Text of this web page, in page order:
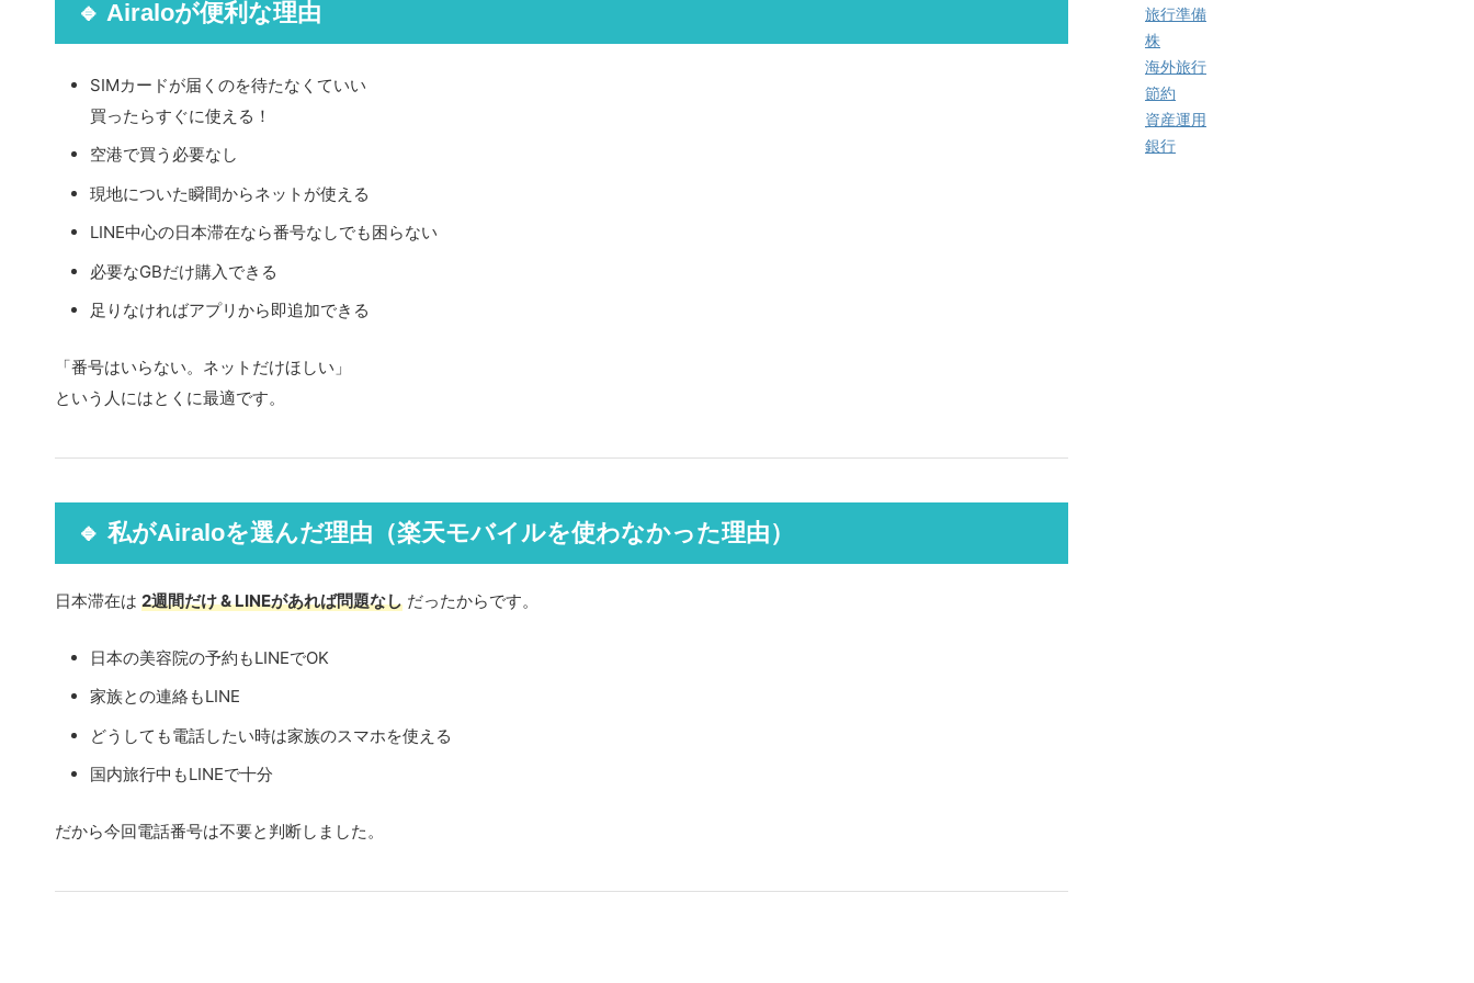
🔹 Airaloが便利な理由
SIMカードが届くのを待たなくていい
買ったらすぐに使える！
空港で買う必要なし
現地についた瞬間からネットが使える
LINE中心の日本滞在なら番号なしでも困らない
必要なGBだけ購入できる
足りなければアプリから即追加できる
「番号はいらない。ネットだけほしい」
という人にはとくに最適です。
🔹 私がAiraloを選んだ理由（楽天モバイルを使わなかった理由）
日本滞在は 2週間だけ & LINEがあれば問題なし だったからです。
日本の美容院の予約もLINEでOK
家族との連絡もLINE
どうしても電話したい時は家族のスマホを使える
国内旅行中もLINEで十分
だから今回電話番号は不要と判断しました。
旅行準備
株
海外旅行
節約
資産運用
銀行